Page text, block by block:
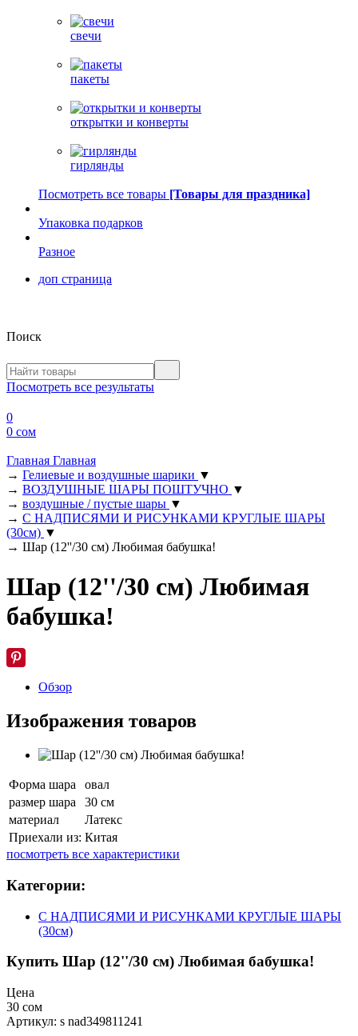
свечи
пакеты
открытки и конверты
гирлянды
Посмотреть все товары [Товары для праздника]
Упаковка подарков
Разное
доп страница
Поиск
Посмотреть все результаты
0
0 сом
Главная Главная
→ Гелиевые и воздушные шарики ▼
→ ВОЗДУШНЫЕ ШАРЫ ПОШТУЧНО ▼
→ воздушные / пустые шары ▼
→ С НАДПИСЯМИ И РИСУНКАМИ КРУГЛЫЕ ШАРЫ
(30см) ▼
→ Шар (12''/30 см) Любимая бабушка!
Шар (12''/30 см) Любимая
бабушка!
Обзор
Изображения товаров
Форма шара
овал
размер шара
30 см
материал
Латекс
Приехали из: Китая
посмотреть все характеристики
Категории:
С НАДПИСЯМИ И РИСУНКАМИ КРУГЛЫЕ ШАРЫ
(30см)
Купить Шар (12''/30 см) Любимая бабушка!
Цена
30 сом
Артикул: s nad349811241